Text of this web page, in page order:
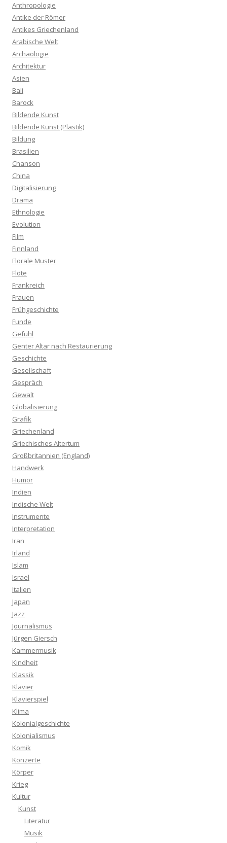
Anthropologie
Antike der Römer
Antikes Griechenland
Arabische Welt
Archäologie
Architektur
Asien
Bali
Barock
Bildende Kunst
Bildende Kunst (Plastik)
Bildung
Brasilien
Chanson
China
Digitalisierung
Drama
Ethnologie
Evolution
Film
Finnland
Florale Muster
Flöte
Frankreich
Frauen
Frühgeschichte
Funde
Gefühl
Genter Altar nach Restaurierung
Geschichte
Gesellschaft
Gespräch
Gewalt
Globalisierung
Grafik
Griechenland
Griechisches Altertum
Großbritannien (England)
Handwerk
Humor
Indien
Indische Welt
Instrumente
Interpretation
Iran
Irland
Islam
Israel
Italien
Japan
Jazz
Journalismus
Jürgen Giersch
Kammermusik
Kindheit
Klassik
Klavier
Klavierspiel
Klima
Kolonialgeschichte
Kolonialismus
Komik
Konzerte
Körper
Krieg
Kultur
Kunst
Literatur
Musik